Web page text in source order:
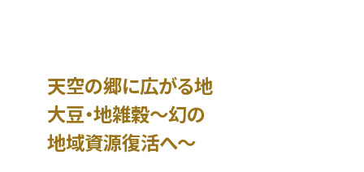
天空の郷に広がる地
大豆・地雑穀〜幻の
地域資源復活へ〜